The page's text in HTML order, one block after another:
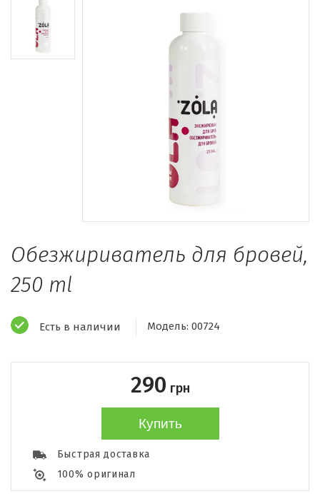
Обезжириватель для бровей,
250 ml
Есть в наличии Модель: 00724
290 грн
Купить
Быстрая доставка
100% оригинал